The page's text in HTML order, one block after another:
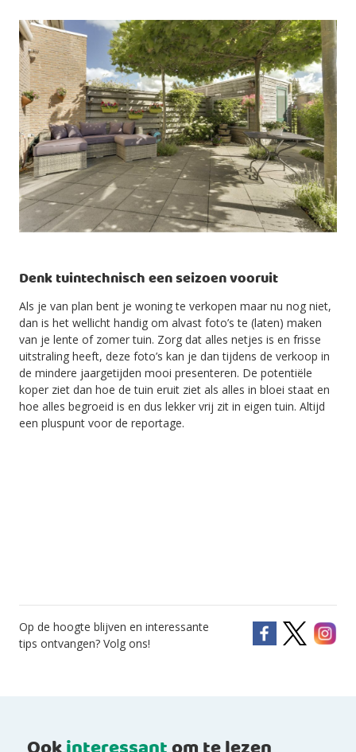
Denk tuintechnisch een seizoen vooruit
Als je van plan bent je woning te verkopen maar nu nog niet,
dan is het wellicht handig om alvast foto’s te (laten) maken
van je lente of zomer tuin. Zorg dat alles netjes is en frisse
uitstraling heeft, deze foto’s kan je dan tijdens de verkoop in
de mindere jaargetijden mooi presenteren. De potentiële
koper ziet dan hoe de tuin eruit ziet als alles in bloei staat en
hoe alles begroeid is en dus lekker vrij zit in eigen tuin. Altijd
een pluspunt voor de reportage.
Op de hoogte blijven en interessante
tips ontvangen? Volg ons!